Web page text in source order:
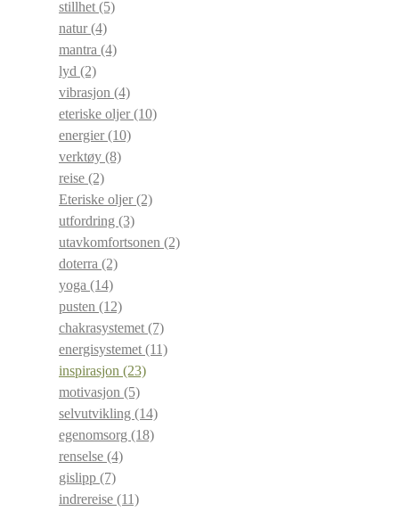
stillhet (5)
natur(4)
mantra (4)
lyd (2)
vibrasjon (4)
eteriske oljer(10)
energier(10)
verktøy (8)
reise (2)
Eteriske oljer(2)
utfordring (3)
utavkomfortsonen (2)
doterra (2)
yoga (14)
pusten (12)
chakrasystemet (7)
energisystemet (11)
inspirasjon (23)
motivasjon (5)
selvutvikling (14)
egenomsorg (18)
renselse (4)
gislipp (7)
indrereise (11)